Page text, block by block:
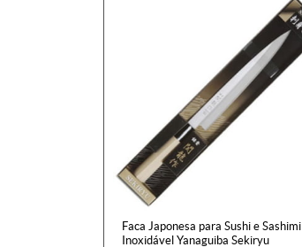
Faca Japonesa para Sushi e Sashimi
Inoxidável Yanaguiba Sekiryu